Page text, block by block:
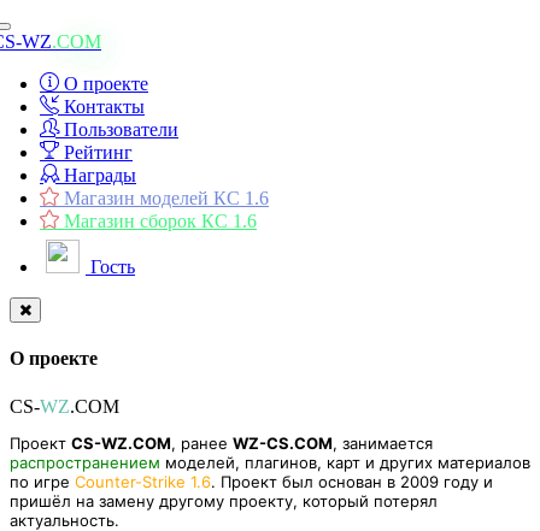
Toggle
navigation
WZ.COM
О проекте
Контакты
Пользователи
Рейтинг
Награды
Магазин моделей КС 1.6
Магазин сборок КС 1.6
Гость
О проекте
CS-WZ.COM
Проект CS-WZ.COM, ранее WZ-CS.COM, занимается
распространением моделей, плагинов, карт и других материалов
по игре Counter-Strike 1.6. Проект был основан в 2009 году и
пришёл на замену другому проекту, который потерял
актуальность.